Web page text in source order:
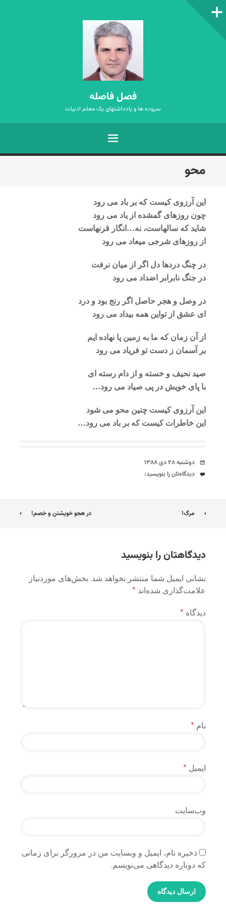
ستون‌کناری
فصل فاصله
سروده ها و یادداشتهای یک معلم ادبیات
فهرست
رفتن
به
محو
این آرزوی کیست که بر باد می رود
چون روزهای گمشده از یاد می رود
شاید که سالهاست، نه…انگار قرنهاست
از روزهای شرجی میعاد می رود
در چنگ دردها دل اگر از میان نرفت
در جنگ نابرابر اضداد می رود
در وصل و هجر حاصل اگر رنج بود و درد
ای عشق از تواین همه بیداد می رود
از آن زمان که ما به زمین پا نهاده ایم
بر آسمان ز دست تو فریاد می رود
صید نحیف و خسته و از دام رسته ای
با پای خویش در پی صیاد می رود…
این آرزوی کیست چنین محو می شود
این خاطرات کیست که بر باد می رود…
تاریخ
دوشنبه ۲۸ دی ۱۳۸۸
دیدگاه‌ها
دیدگاه‌تان را بنویسید:
ناوبری
مرگ! در هجو خویشتن و خصم!
دیدگاهتان را بنویسید
نشانی ایمیل شما منتشر نخواهد شد. بخش‌های موردنیاز
علامت‌گذاری شده‌اند *
دیدگاه *
نام *
ایمیل *
وب‌سایت
ذخیره نام، ایمیل و وبسایت من در مرورگر برای زمانی
که دوباره دیدگاهی می‌نویسم.